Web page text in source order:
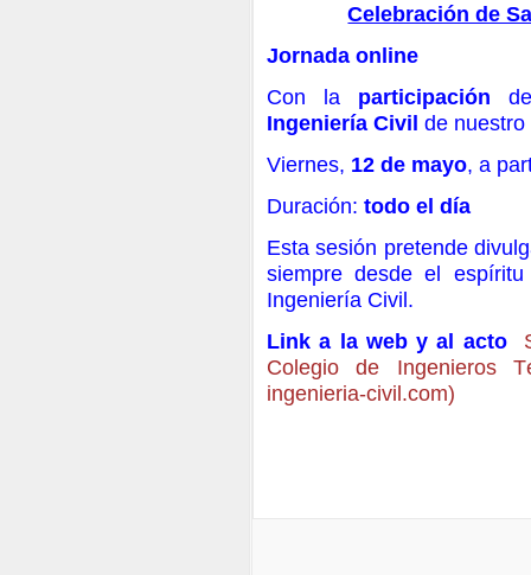
Celebración de
Jornada online
Con la participación
Ingeniería Civil de nuestro
Viernes, 12 de mayo, a
Duración: todo el día
Esta sesión pretende
siempre desde el
Ingeniería Civil.
Link a la web y al acto
Colegio de Ingenieros
ingenieria-civil.com)